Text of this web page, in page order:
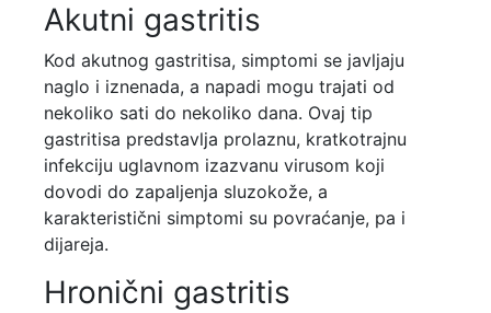
Akutni gastritis
Kod akutnog gastritisa, simptomi se javljaju
naglo i iznenada, a napadi mogu trajati od
nekoliko sati do nekoliko dana. Ovaj tip
gastritisa predstavlja prolaznu, kratkotrajnu
infekciju uglavnom izazvanu virusom koji
dovodi do zapaljenja sluzokože, a
karakteristični simptomi su povraćanje, pa i
dijareja.
Hronični gastritis